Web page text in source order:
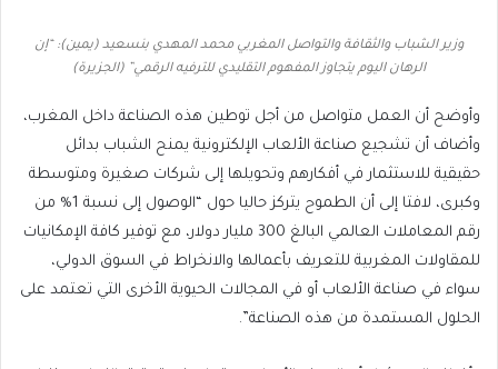
وزير الشباب والثقافة والتواصل المغربي محمد المهدي بنسعيد (يمين): “إن
الرهان اليوم يتجاوز المفهوم التقليدي للترفيه الرقمي” (الجزيرة)
وأوضح أن العمل متواصل من أجل توطين هذه الصناعة داخل المغرب،
وأضاف أن تشجيع صناعة الألعاب الإلكترونية يمنح الشباب بدائل
حقيقية للاستثمار في أفكارهم وتحويلها إلى شركات صغيرة ومتوسطة
وكبرى، لافتا إلى أن الطموح يتركز حاليا حول “الوصول إلى نسبة 1% من
رقم المعاملات العالمي البالغ 300 مليار دولار، مع توفير كافة الإمكانيات
للمقاولات المغربية للتعريف بأعمالها والانخراط في السوق الدولي،
سواء في صناعة الألعاب أو في المجالات الحيوية الأخرى التي تعتمد على
الحلول المستمدة من هذه الصناعة”.